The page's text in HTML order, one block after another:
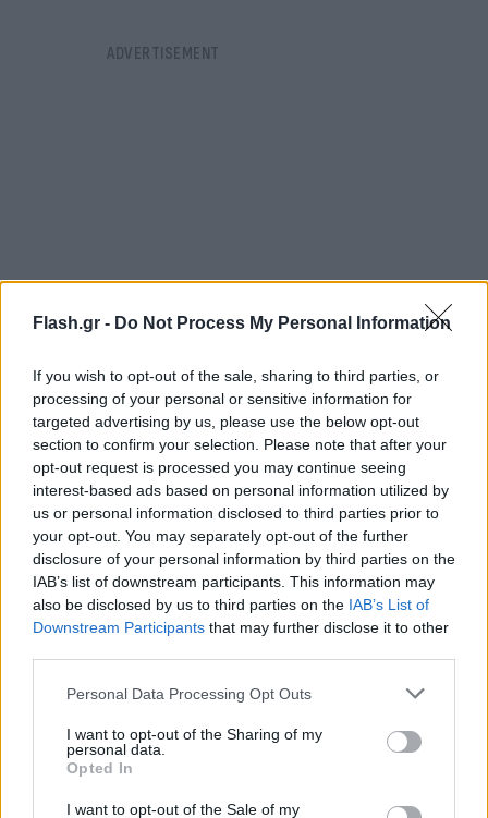
Flash.gr - Do Not Process My Personal Information
If you wish to opt-out of the sale, sharing to third parties, or
processing of your personal or sensitive information for
targeted advertising by us, please use the below opt-out
section to confirm your selection. Please note that after your
opt-out request is processed you may continue seeing
interest-based ads based on personal information utilized by
us or personal information disclosed to third parties prior to
your opt-out. You may separately opt-out of the further
disclosure of your personal information by third parties on the
IAB’s list of downstream participants. This information may
also be disclosed by us to third parties on the IAB’s List of
Downstream Participants that may further disclose it to other
Please note that this website/app uses one or more Google
not limited to your visit or usage behaviour. You may click to
grant or deny consent to Google and its third-party tags to
use your data for below specified purposes in below Google
consent section.
Personal Data Processing Opt Outs
I want to opt-out of the Sharing of my
personal data.
Opted In
I want to opt-out of the Sale of my
FLASH FOCUS